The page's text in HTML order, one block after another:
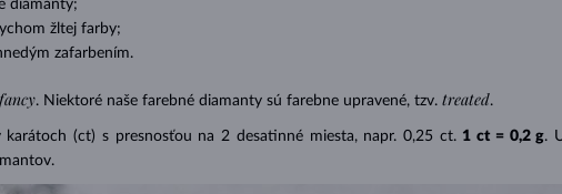
diamanty;
žltej farby;
zafarbením.
fancy. Niektoré naše farebné diamanty sú farebne upravené, tzv. treated.
karátoch (ct) s presnosťou na 2 desatinné miesta, napr. 0,25 ct. 1 ct = 0,2 g.